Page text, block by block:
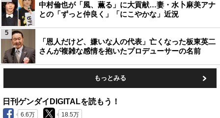
中村倫也が「風、薫る」に大貢献…妻・水卜麻美アナ
との「ずっと仲良く」「にこやかな」近況
「恩人だけど、嫌いな人の代表」亡くなった板東英二
さんが複雑な感情を抱いたプロデューサーの名前
5
もっとみる
日刊ゲンダイDIGITALを読もう！
6.6万 18.5万